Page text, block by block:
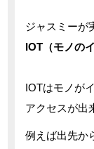
ジャスミーが
IOT（モノの
IOTはモノが
アクセスが出
例えば出先か